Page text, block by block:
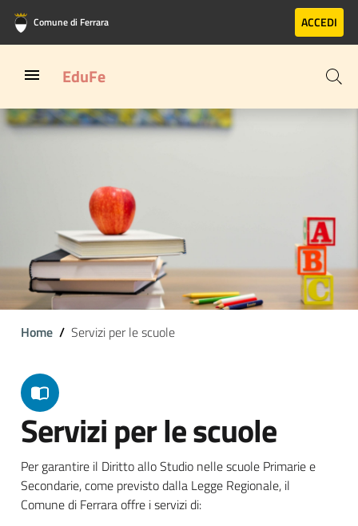
Vai al contenuto principale
Vai al footer
Comune di Ferrara ACCEDI
EduFe
Home Servizi per le scuole
Servizi per le scuole
Per garantire il Diritto allo Studio nelle scuole Primarie e
Secondarie, come previsto dalla Legge Regionale, il
Comune di Ferrara offre i servizi di: